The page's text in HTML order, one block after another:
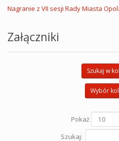
Nagranie z VII sesji Rady Miasta
Załączniki
Szukaj w
Wybór
Pokaż
Szukaj: